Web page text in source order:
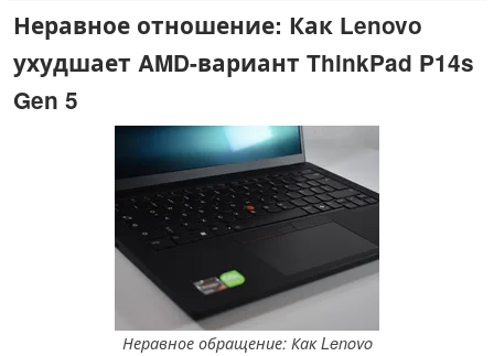
Неравное отношение: Как Lenovo
ухудшает AMD-вариант ThinkPad P14s
Gen 5
Неравное обращение: Как Lenovo